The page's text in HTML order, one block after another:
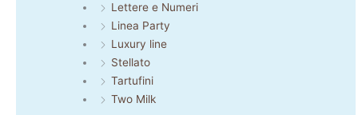
Lettere e Numeri
Linea Party
Luxury line
Stellato
Tartufini
Two Milk